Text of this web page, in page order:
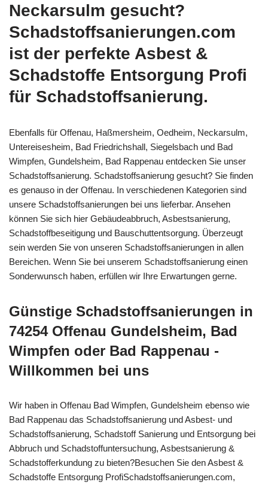
Neckarsulm gesucht?
Schadstoffsanierungen.com
ist der perfekte Asbest &
Schadstoffe Entsorgung Profi
für Schadstoffsanierung.
Ebenfalls für Offenau, Haßmersheim, Oedheim, Neckarsulm,
Untereisesheim, Bad Friedrichshall, Siegelsbach und Bad
Wimpfen, Gundelsheim, Bad Rappenau entdecken Sie unser
Schadstoffsanierung. Schadstoffsanierung gesucht? Sie finden
es genauso in der Offenau. In verschiedenen Kategorien sind
unsere Schadstoffsanierungen bei uns lieferbar. Ansehen
können Sie sich hier Gebäudeabbruch, Asbestsanierung,
Schadstoffbeseitigung und Bauschuttentsorgung. Überzeugt
sein werden Sie von unseren Schadstoffsanierungen in allen
Bereichen. Wenn Sie bei unserem Schadstoffsanierung einen
Sonderwunsch haben, erfüllen wir Ihre Erwartungen gerne.
Günstige Schadstoffsanierungen in
74254 Offenau Gundelsheim, Bad
Wimpfen oder Bad Rappenau -
Willkommen bei uns
Wir haben in Offenau Bad Wimpfen, Gundelsheim ebenso wie
Bad Rappenau das Schadstoffsanierung und Asbest- und
Schadstoffsanierung, Schadstoff Sanierung und Entsorgung bei
Abbruch und Schadstoffuntersuchung, Asbestsanierung &
Schadstofferkundung zu bieten?Besuchen Sie den Asbest &
Schadstoffe Entsorgung ProfiSchadstoffsanierungen.com,